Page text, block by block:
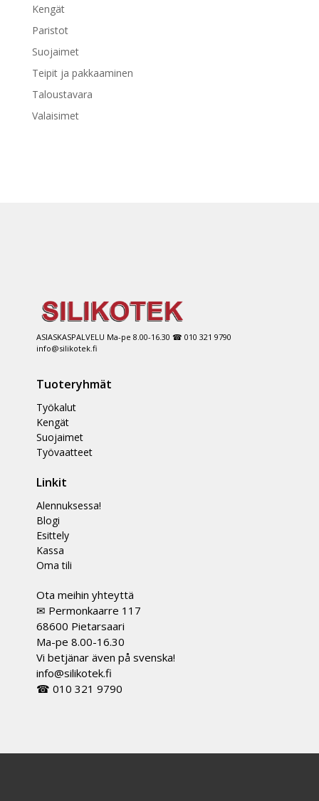
Kengät
Paristot
Suojaimet
Teipit ja pakkaaminen
Taloustavara
Valaisimet
ASIASKASPALVELU Ma-pe 8.00-16.30 ☎ 010 321 9790
info@silikotek.fi
Tuoteryhmät
Työkalut
Kengät
Suojaimet
Työvaatteet
Linkit
Alennuksessa!
Blogi
Esittely
Kassa
Oma tili
Ota meihin yhteyttä
✉ Permonkaarre 117
68600 Pietarsaari
Ma-pe 8.00-16.30
Vi betjänar även på svenska!
info@silikotek.fi
☎ 010 321 9790